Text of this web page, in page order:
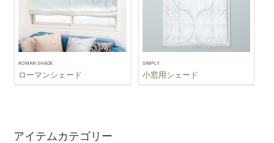
ROMAN SHADE
ローマンシェード
SIMPLY
小窓用シェード
アイテムカテゴリー